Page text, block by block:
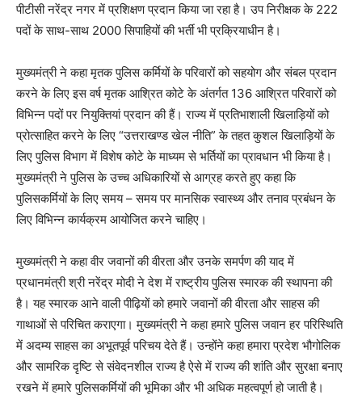
पीटीसी नरेंद्र नगर में प्रशिक्षण प्रदान किया जा रहा है। उप निरीक्षक के 222
पदों के साथ-साथ 2000 सिपाहियों की भर्ती भी प्रक्रियाधीन है।
मुख्यमंत्री ने कहा मृतक पुलिस कर्मियों के परिवारों को सहयोग और संबल प्रदान
करने के लिए इस वर्ष मृतक आश्रित कोटे के अंतर्गत 136 आश्रित परिवारों को
विभिन्न पदों पर नियुक्तियां प्रदान की हैं। राज्य में प्रतिभाशाली खिलाड़ियों को
प्रोत्साहित करने के लिए “उत्तराखण्ड खेल नीति” के तहत कुशल खिलाड़ियों के
लिए पुलिस विभाग में विशेष कोटे के माध्यम से भर्तियों का प्रावधान भी किया है।
मुख्यमंत्री ने पुलिस के उच्च अधिकारियों से आग्रह करते हुए कहा कि
पुलिसकर्मियों के लिए समय – समय पर मानसिक स्वास्थ्य और तनाव प्रबंधन के
लिए विभिन्न कार्यक्रम आयोजित करने चाहिए।
मुख्यमंत्री ने कहा वीर जवानों की वीरता और उनके समर्पण की याद में
प्रधानमंत्री श्री नरेंद्र मोदी ने देश में राष्ट्रीय पुलिस स्मारक की स्थापना की
है। यह स्मारक आने वाली पीढ़ियों को हमारे जवानों की वीरता और साहस की
गाथाओं से परिचित कराएगा। मुख्यमंत्री ने कहा हमारे पुलिस जवान हर परिस्थिति
में अदम्य साहस का अभूतपूर्व परिचय देते हैं। उन्होंने कहा हमारा प्रदेश भौगोलिक
और सामरिक दृष्टि से संवेदनशील राज्य है ऐसे में राज्य की शांति और सुरक्षा बनाए
रखने में हमारे पुलिसकर्मियों की भूमिका और भी अधिक महत्वपूर्ण हो जाती है।